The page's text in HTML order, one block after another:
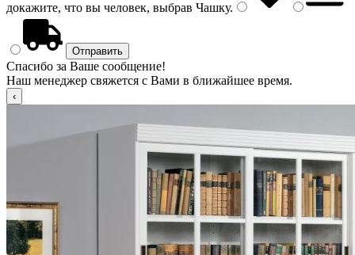
докажите, что вы человек, выбрав Чашку.
Спасибо за Ваше сообщение!
Наш менеджер свяжется с Вами в ближайшее время.